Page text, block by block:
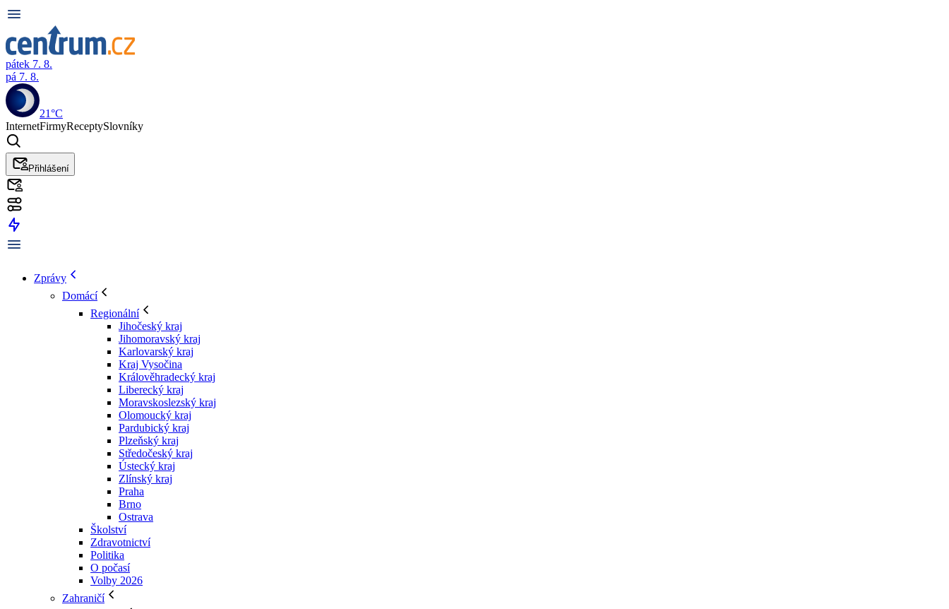
pátek 7. 8.
pá 7. 8.
21°C
InternetFirmyReceptySlovníky
Přihlášení
Zprávy
Domácí
Regionální
Jihočeský kraj
Jihomoravský kraj
Karlovarský kraj
Kraj Vysočina
Králověhradecký kraj
Liberecký kraj
Moravskoslezský kraj
Olomoucký kraj
Pardubický kraj
Plzeňský kraj
Středočeský kraj
Ústecký kraj
Zlínský kraj
Praha
Brno
Ostrava
Školství
Zdravotnictví
Politika
O počasí
Volby 2026
Zahraničí